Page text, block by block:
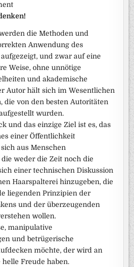
die Methoden und
Anwendung des
und zwar auf eine
Weise, ohne unnötige
und akademische
Autor hält sich im Wesentlichen
die von den besten Autoritäten
wurden.
und das einzige Ziel ist es, das
einer Öffentlichkeit
aus Menschen
weder die Zeit noch die
einer technischen Diskussion
Haarspalterei hinzugeben, die
liegenden Prinzipien der
und der überzeugenden
wollen.
manipulative
und betrügerische
möchte, der wird an
Freude haben.